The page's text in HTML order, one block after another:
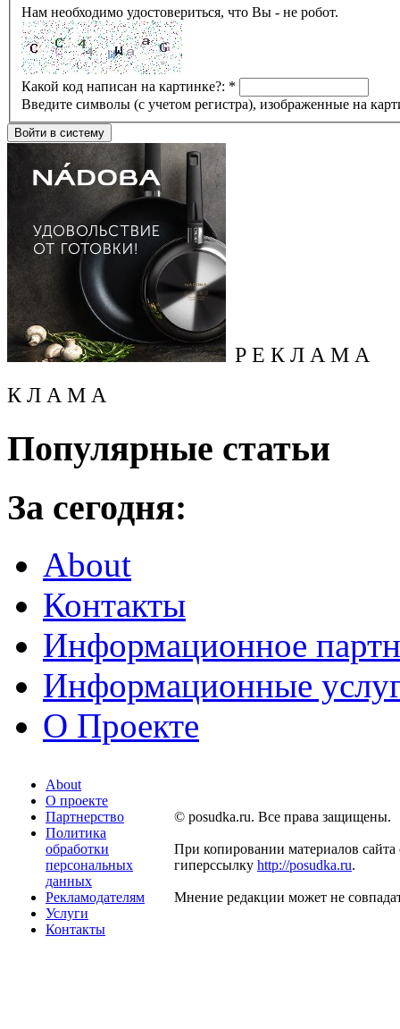
Нам необходимо удостовериться, что Вы - не робот.
Какой код написан на картинке?: *
Введите символы (с учетом регистра), изображенные на
Р Е К Л А М А
К Л А М А
Популярные статьи
За сегодня:
About
Контакты
Информационное
Информационные
О Проекте
About
О проекте
Партнерство
Политика
обработки
персональных
данных
Рекламодателям
Услуги
Контакты
© posudka.ru. Все права защищены.
При копировании материалов сайта
гиперссылку http://posudka.ru.
Мнение редакции может не